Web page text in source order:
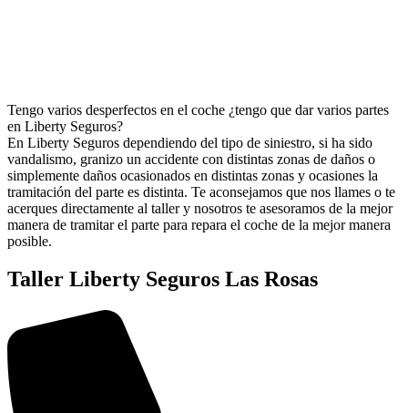
Tengo varios desperfectos en el coche ¿tengo que dar varios partes
en Liberty Seguros?
En Liberty Seguros dependiendo del tipo de siniestro, si ha sido
vandalismo, granizo un accidente con distintas zonas de daños o
simplemente daños ocasionados en distintas zonas y ocasiones la
tramitación del parte es distinta. Te aconsejamos que nos llames o te
acerques directamente al taller y nosotros te asesoramos de la mejor
manera de tramitar el parte para repara el coche de la mejor manera
posible.
Taller Liberty Seguros Las Rosas